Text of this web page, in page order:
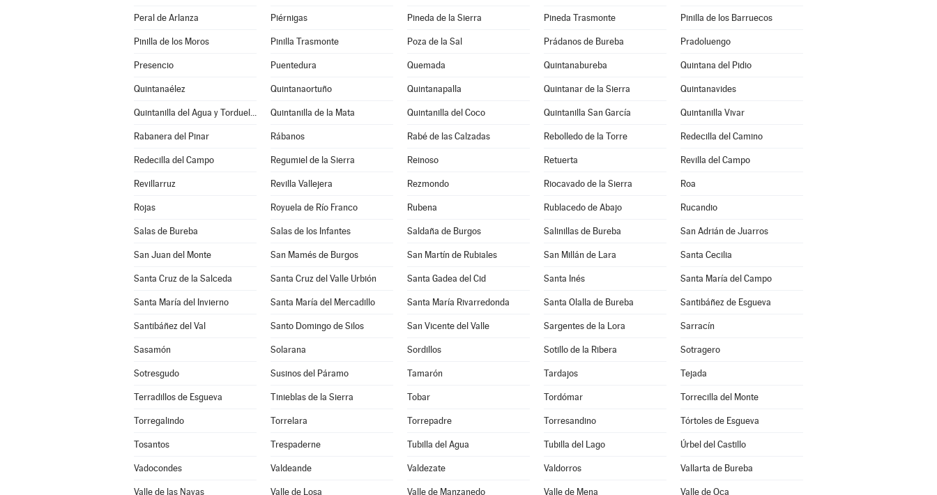
Peral de Arlanza Piérnigas Pineda de la Sierra Pineda Trasmonte Pinilla de los Barruecos
Pinilla de los Moros Pinilla Trasmonte Poza de la Sal Prádanos de Bureba Pradoluengo
Presencio Puentedura Quemada Quintanabureba Quintana del Pidio
Quintanaélez Quintanaortuño Quintanapalla Quintanar de la Sierra Quintanavides
Quintanilla del Agua y Tordueles Quintanilla de la Mata Quintanilla del Coco Quintanilla San García Quintanilla Vivar
Rabanera del Pinar Rábanos Rabé de las Calzadas Rebolledo de la Torre Redecilla del Camino
Redecilla del Campo Regumiel de la Sierra Reinoso Retuerta Revilla del Campo
Revillarruz Revilla Vallejera Rezmondo Riocavado de la Sierra Roa
Rojas Royuela de Río Franco Rubena Rublacedo de Abajo Rucandio
Salas de Bureba Salas de los Infantes Saldaña de Burgos Salinillas de Bureba San Adrián de Juarros
San Juan del Monte San Mamés de Burgos San Martín de Rubiales San Millán de Lara Santa Cecilia
Santa Cruz de la Salceda Santa Cruz del Valle Urbión Santa Gadea del Cid Santa Inés Santa María del Campo
Santa María del Invierno Santa María del Mercadillo Santa María Rivarredonda Santa Olalla de Bureba Santibáñez de Esgueva
Santibáñez del Val Santo Domingo de Silos San Vicente del Valle Sargentes de la Lora Sarracín
Sasamón Solarana Sordillos Sotillo de la Ribera Sotragero
Sotresgudo Susinos del Páramo Tamarón Tardajos Tejada
Terradillos de Esgueva Tinieblas de la Sierra Tobar Tordómar Torrecilla del Monte
Torregalindo Torrelara Torrepadre Torresandino Tórtoles de Esgueva
Tosantos Trespaderne Tubilla del Agua Tubilla del Lago Úrbel del Castillo
Vadocondes Valdeande Valdezate Valdorros Vallarta de Bureba
Valle de las Navas Valle de Losa Valle de Manzanedo Valle de Mena Valle de Oca